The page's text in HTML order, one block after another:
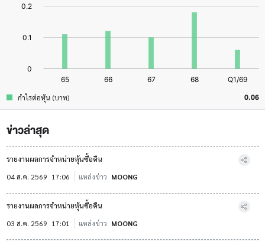
กำไรต่อหุ้น (บาท) 0.06
ข่าวล่าสุด
รายงานผลการจำหน่ายหุ้นซื้อคืน
04 ส.ค. 2569 17:06 แหล่งข่าว MOONG
รายงานผลการจำหน่ายหุ้นซื้อคืน
03 ส.ค. 2569 17:01 แหล่งข่าว MOONG